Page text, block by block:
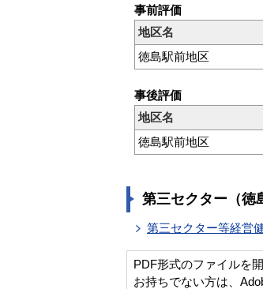
事前評価
地区名
徳島駅前地区
事後評価
地区名
徳島駅前地区
第三セクター（徳
第三セクター等経営
PDF形式のファイルを
お持ちでない方は、